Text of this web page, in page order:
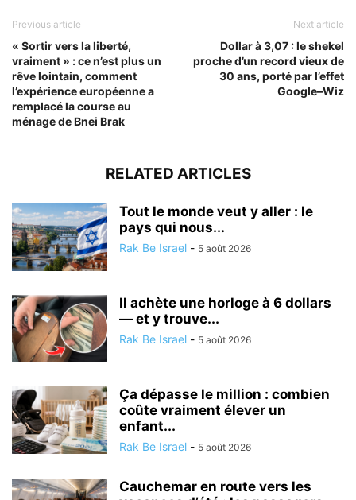
Previous article
« Sortir vers la liberté,
vraiment » : ce n’est plus un
rêve lointain, comment
l’expérience européenne a
remplacé la course au
ménage de Bnei Brak
Next article
Dollar à 3,07 : le shekel
proche d’un record vieux de
30 ans, porté par l’effet
Google–Wiz
RELATED ARTICLES
Tout le monde veut y aller : le
pays qui nous...
Rak Be Israel - 5 août 2026
Il achète une horloge à 6 dollars
— et y trouve...
Rak Be Israel - 5 août 2026
Ça dépasse le million : combien
coûte vraiment élever un
enfant...
Rak Be Israel - 5 août 2026
Cauchemar en route vers les